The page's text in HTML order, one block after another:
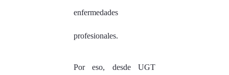
enfermedades
profesionales.
Por eso, desde UGT